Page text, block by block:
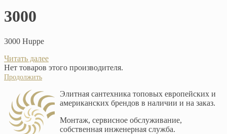
3000
3000 Huppe
Читать далее
Нет товаров этого производителя.
Продолжить
Элитная сантехника топовых европейских и
американских брендов в наличии и на заказ.
Монтаж, сервисное обслуживание,
собственная инженерная служба.